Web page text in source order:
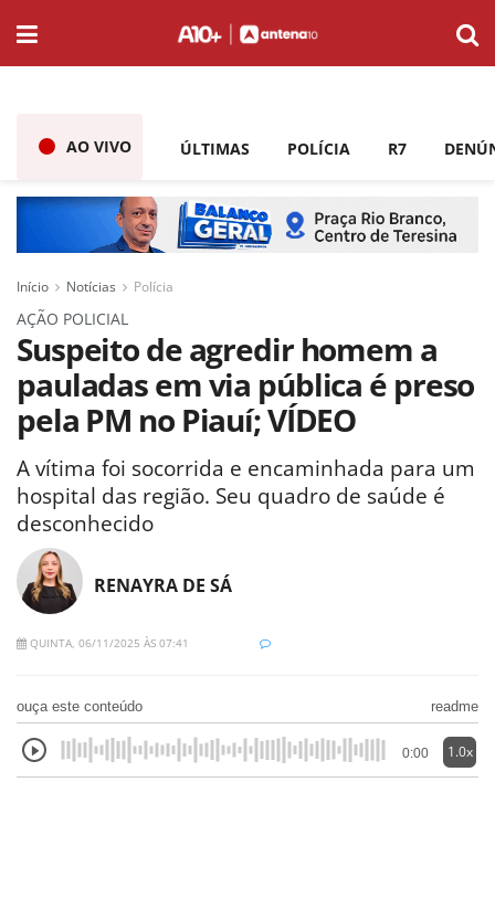
AO VIVO ÚLTIMAS POLÍCIA R7
Início Notícias Polícia
AÇÃO POLICIAL
Suspeito de agredir homem a
pauladas em via pública é preso
pela PM no Piauí; VÍDEO
A vítima foi socorrida e encaminhada para um
hospital das região. Seu quadro de saúde é
desconhecido
RENAYRA DE SÁ
QUINTA, 06/11/2025 ÀS 07:41
ouça este conteúdo readme
0:00 1.0x